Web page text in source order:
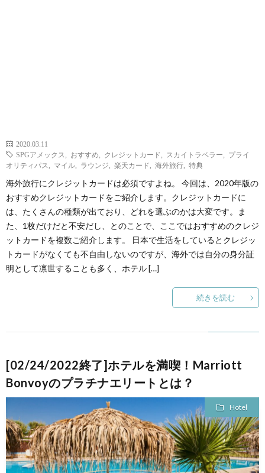
2020.03.11
SPGアメックス
おすすめ クレジットカード スカイトラベラー
プライ
オリティパス
マイル ラウンジ 楽天カード 海外旅行 特典
海外旅行にクレジットカードは必須ですよね。 今回は、2020年版の
おすすめクレジットカードをご紹介します。クレジットカードに
は、たくさんの種類が出ており、どれを選ぶのかは大変です。ま
た、1枚だけだと不安だし、とのことで、ここではおすすめのクレジ
ットカードを複数ご紹介します。 日本で生活をしているとクレジッ
トカードがなくても不自由しないのですが、海外では自分の身分証
明として凛世することも多く、ホテル […]
続きを読む
[02/24/2022終了]ホテルを満喫！Marriott
Bonvoyのプラチナエリートとは？
Hotel